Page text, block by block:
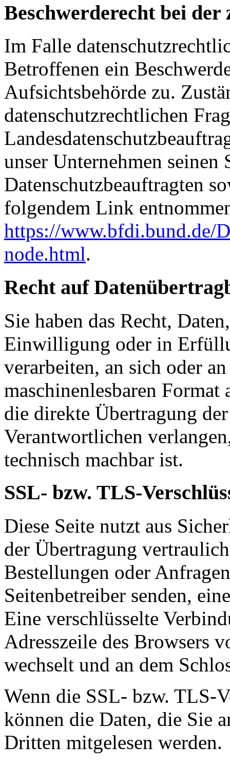
Beschwerderecht bei
Im Falle
Betroffenen ein
Aufsichtsbehörde zu.
datenschutzrechtlichen
unser Unternehmen
Datenschutzbeauftragten
folgendem Link
https://www.bfdi.bund.de/
node.html.
Recht auf
Sie haben das Recht,
Einwilligung oder in
verarbeiten, an sich oder
maschinenlesbaren Format
die direkte Übertragung
Verantwortlichen
technisch machbar ist.
SSL- bzw. TLS-
Diese Seite nutzt aus
der Übertragung
Bestellungen oder
Seitenbetreiber senden,
Eine verschlüsselte
Adresszeile des Browsers
wechselt und an dem
Wenn die SSL- bzw. TLS-
können die Daten, die Sie
Dritten mitgelesen werden.